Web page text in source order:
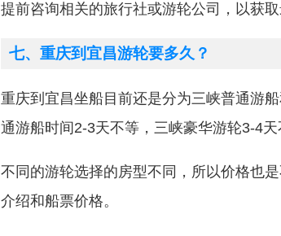
提前咨询相关的旅行社或游轮公司，以获取
七、重庆到宜昌游轮要多久？
重庆到宜昌坐船目前还是分为三峡普通游
通游船时间2-3天不等，三峡豪华游轮3-4天
不同的游轮选择的房型不同，所以价格也
介绍和船票价格。